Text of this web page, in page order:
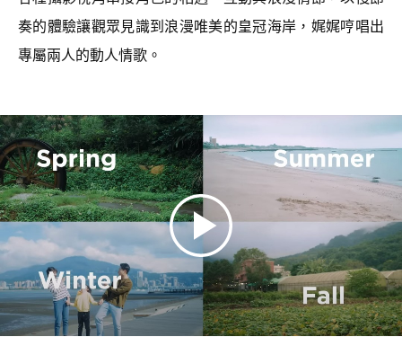
奏的體驗讓觀眾見識到浪漫唯美的皇冠海岸，娓娓哼唱出
專屬兩人的動人情歌。